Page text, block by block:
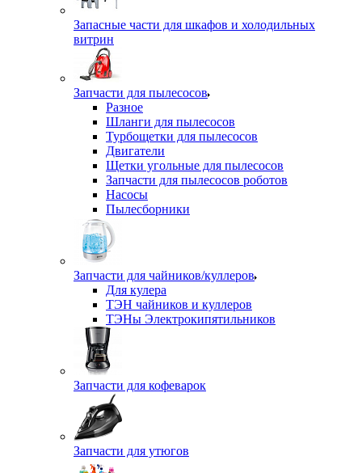
Запасные части для шкафов и холодильных
витрин
Запчасти для пылесосов
Разное
Шланги для пылесосов
Турбощетки для пылесосов
Двигатели
Щетки угольные для пылесосов
Запчасти для пылесосов роботов
Насосы
Пылесборники
Запчасти для чайников/куллеров
Для кулера
ТЭН чайников и куллеров
ТЭНы Электрокипятильников
Запчасти для кофеварок
Запчасти для утюгов